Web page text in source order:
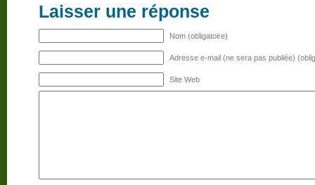
Laisser une réponse
Nom (obligatoire)
Adresse e-mail (ne sera pas publiée)
Site Web